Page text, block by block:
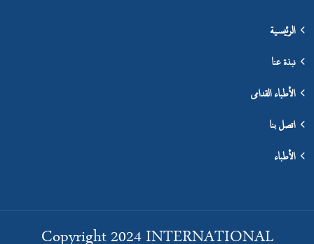
الرئيسية
نبذة عنا
الأطباء القدامى
اتصل بنا
الأطباء
Copyright 2024 INTERNATIONAL